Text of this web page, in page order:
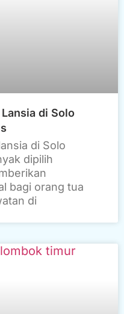
di Solo
di Solo
dipilih
bagi orang tua
di